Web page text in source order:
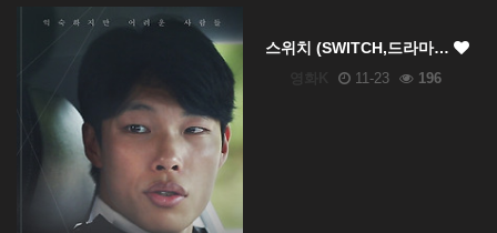
스위치 (SWITCH,드라마…
11-23 196